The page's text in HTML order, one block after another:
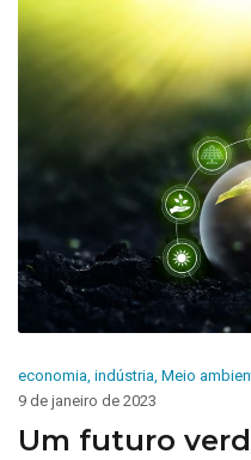
economia indústria Meio
9 de janeiro de 2023
Um futuro